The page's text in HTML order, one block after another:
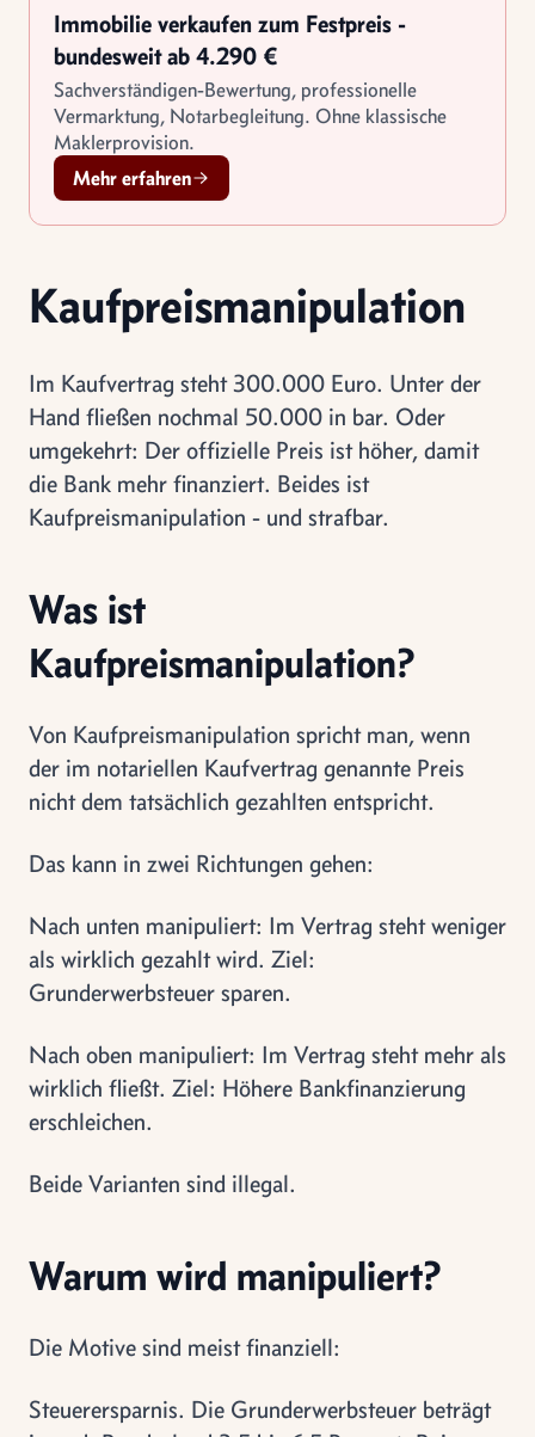
Immobilie verkaufen zum Festpreis -
bundesweit ab 4.290 €
Sachverständigen-Bewertung, professionelle
Vermarktung, Notarbegleitung. Ohne klassische
Maklerprovision.
Mehr erfahren
Kaufpreismanipulation
Im Kaufvertrag steht 300.000 Euro. Unter der
Hand fließen nochmal 50.000 in bar. Oder
umgekehrt: Der offizielle Preis ist höher, damit
die Bank mehr finanziert. Beides ist
Kaufpreismanipulation - und strafbar.
Was ist
Kaufpreismanipulation?
Von Kaufpreismanipulation spricht man, wenn
der im notariellen Kaufvertrag genannte Preis
nicht dem tatsächlich gezahlten entspricht.
Das kann in zwei Richtungen gehen:
Nach unten manipuliert: Im Vertrag steht weniger
als wirklich gezahlt wird. Ziel:
Grunderwerbsteuer sparen.
Nach oben manipuliert: Im Vertrag steht mehr als
wirklich fließt. Ziel: Höhere Bankfinanzierung
erschleichen.
Beide Varianten sind illegal.
Warum wird manipuliert?
Die Motive sind meist finanziell:
Steuerersparnis. Die Grunderwerbsteuer beträgt